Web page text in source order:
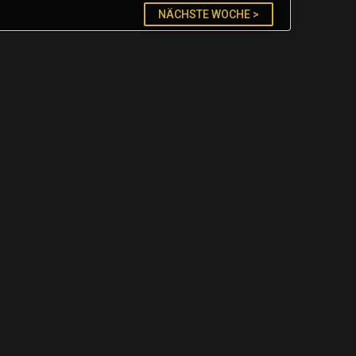
NÄCHSTE WOCHE >